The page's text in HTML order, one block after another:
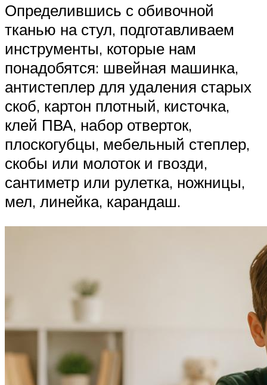
Определившись с обивочной
тканью на стул, подготавливаем
инструменты, которые нам
понадобятся: швейная машинка,
антистеплер для удаления старых
скоб, картон плотный, кисточка,
клей ПВА, набор отверток,
плоскогубцы, мебельный степлер,
скобы или молоток и гвозди,
сантиметр или рулетка, ножницы,
мел, линейка, карандаш.